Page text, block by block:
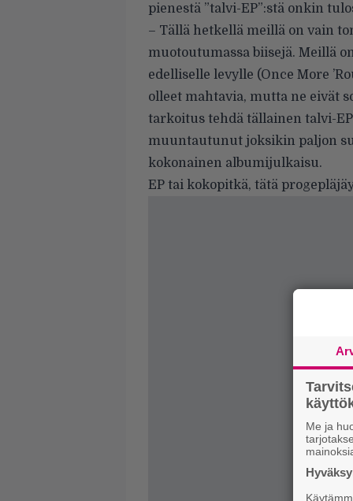
pienestä ”talvi-EP”:stä onkin
– Tällä hetkellä meillä on vain
muotoutumassa biisejä. Meillä
edelliselle levylle (Once More
olleet mahtavia, mutta ne eivät
tarkoitus tehdä tällainen talvi-
muuntautunut joksikin paljon
kokonainen albumijulkaisu.
EP tai kokopitkä, tätä
Me ja